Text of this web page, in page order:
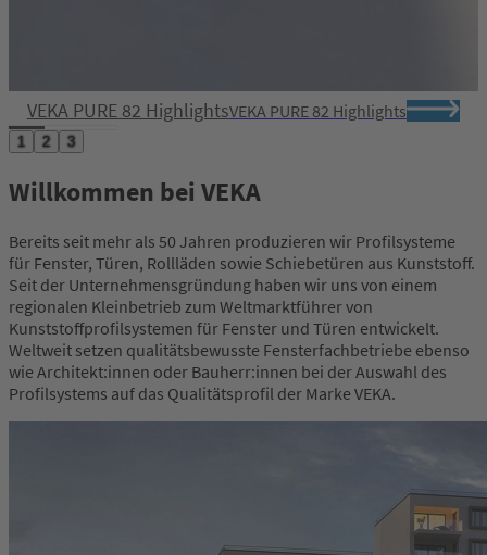
VEKA PURE 82 HighlightsVEKA PURE 82 Highlights
Item
1
of
3
1 2 3
Willkommen bei VEKA
Bereits seit mehr als 50 Jahren produzieren wir Profilsysteme
für Fenster, Türen, Rollläden sowie Schiebetüren aus Kunststoff.
Seit der Unternehmensgründung haben wir uns von einem
regionalen Kleinbetrieb zum Weltmarktführer von
Kunststoffprofilsystemen für Fenster und Türen entwickelt.
Weltweit setzen qualitätsbewusste Fensterfachbetriebe ebenso
wie Architekt:innen oder Bauherr:innen bei der Auswahl des
Profilsystems auf das Qualitätsprofil der Marke VEKA.